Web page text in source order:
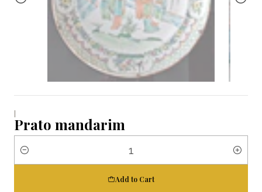
|
Prato mandarim
Quantity
Add to Cart